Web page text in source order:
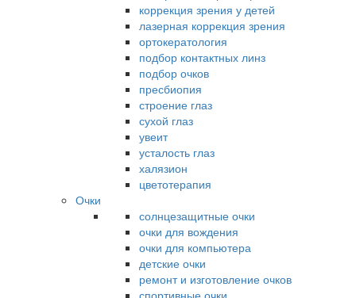
коррекция зрения у детей
лазерная коррекция зрения
ортокератология
подбор контактных линз
подбор очков
пресбиопия
строение глаз
сухой глаз
увеит
усталость глаз
халязион
цветотерапия
Очки
солнцезащитные очки
очки для вождения
очки для компьютера
детские очки
ремонт и изготовление очков